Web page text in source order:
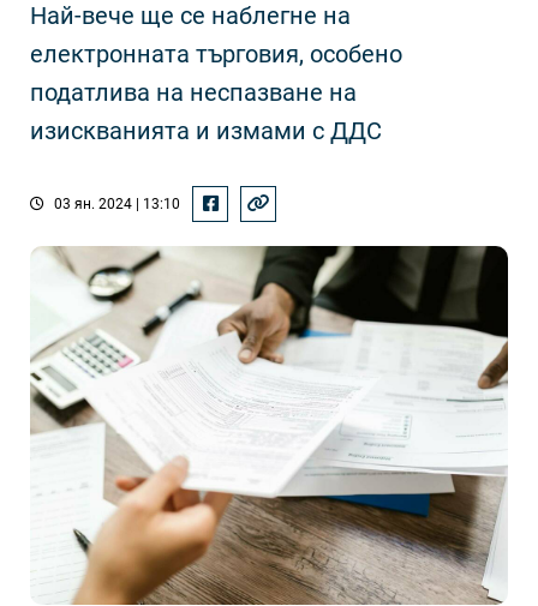
Най-вече ще се наблегне на
електронната търговия, особено
податлива на неспазване на
изискванията и измами с ДДС
03 ян. 2024 | 13:10